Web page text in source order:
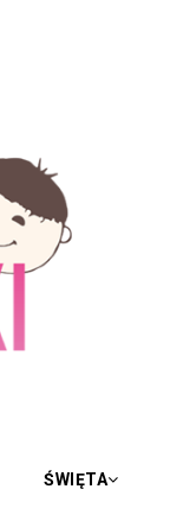
ŚWIĘTA